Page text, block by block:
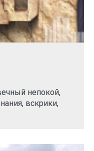
непокой,
вскрики,